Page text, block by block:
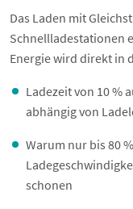
Das Laden mit
Schnellladestationen
Energie wird direkt in
Ladezeit von 10 %
abhängig von
Warum nur bis 80
schonen